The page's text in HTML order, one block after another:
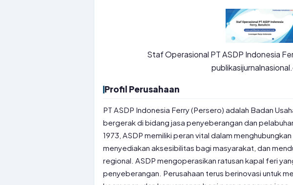
Staf Operasional PT ASDP Indonesia
Profil Perusahaan
PT ASDP Indonesia Ferry (Persero) adalah Badan
bergerak di bidang jasa penyeberangan dan
1973, ASDP memiliki peran vital dalam
menyediakan aksesibilitas bagi masyarakat, dan
regional. ASDP mengoperasikan ratusan kapal feri
penyeberangan. Perusahaan terus berinovasi untuk